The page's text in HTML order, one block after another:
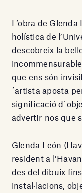
L’obra de
holística de
descobreix la
que ens són
´artista aposta
significació
advertir-nos que
Glenda León
resident a
des del dibuix
instal·lacions,